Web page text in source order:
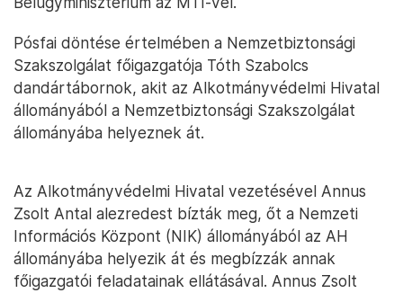
Pósfai döntése értelmében a Nemzetbiztonsági
Szakszolgálat főigazgatója Tóth Szabolcs
dandártábornok, akit az Alkotmányvédelmi Hivatal
állományából a Nemzetbiztonsági Szakszolgálat
állományába helyeznek át.
Az Alkotmányvédelmi Hivatal vezetésével Annus
Zsolt Antal alezredest bízták meg, őt a Nemzeti
Információs Központ (NIK) állományából az AH
állományába helyezik át és megbízzák annak
főigazgatói feladatainak ellátásával. Annus Zsolt